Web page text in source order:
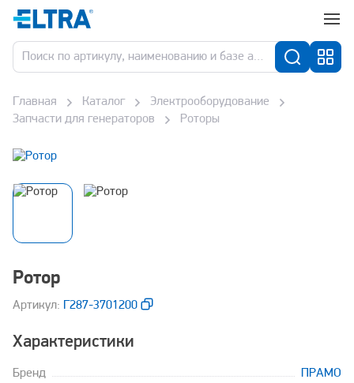
Главная Каталог
Электрооборудование
Запчасти для генераторов
Роторы
Ротор
Aртикул: Г287-3701200
Характеристики
Бренд
ПРАМО